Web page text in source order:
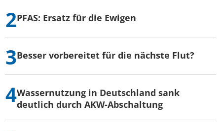
PFAS: Ersatz für die Ewigen
Besser vorbereitet für die nächste Flut?
Wassernutzung in Deutschland sank
deutlich durch AKW-Abschaltung